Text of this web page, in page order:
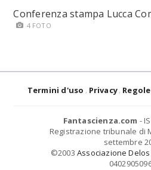
Conferenza stampa Lucca
4 FOTO
Termini d'uso Privacy Regole
Fantascienza.com -
Registrazione tribunale di
settembre
©2003 Associazione